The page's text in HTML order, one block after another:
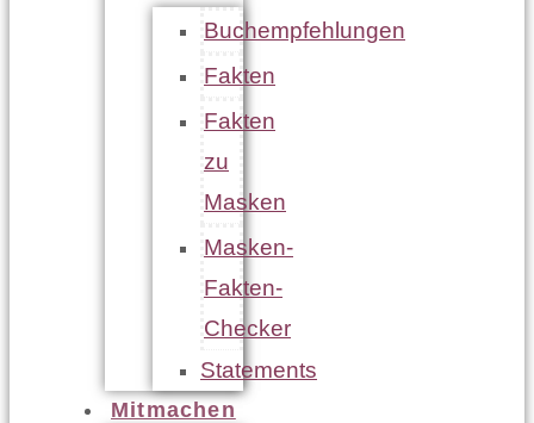
Buchempfehlungen
Fakten
Fakten
zu
Masken
Masken-
Fakten-
Checker
Statements
Mitmachen